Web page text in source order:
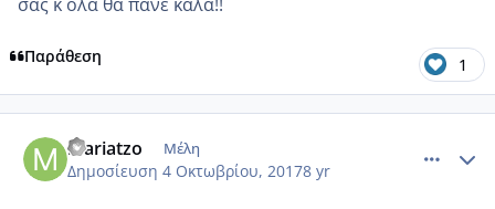
Παράθεση 1
mariatzo Μέλη
Δημοσίευση 4 Οκτωβρίου, 20178 yr